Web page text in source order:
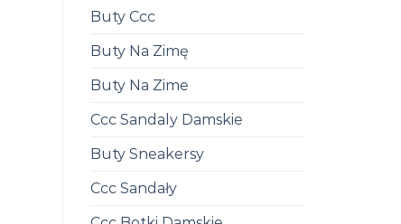
Buty Ccc
Buty Na Zimę
Buty Na Zime
Ccc Sandaly Damskie
Buty Sneakersy
Ccc Sandały